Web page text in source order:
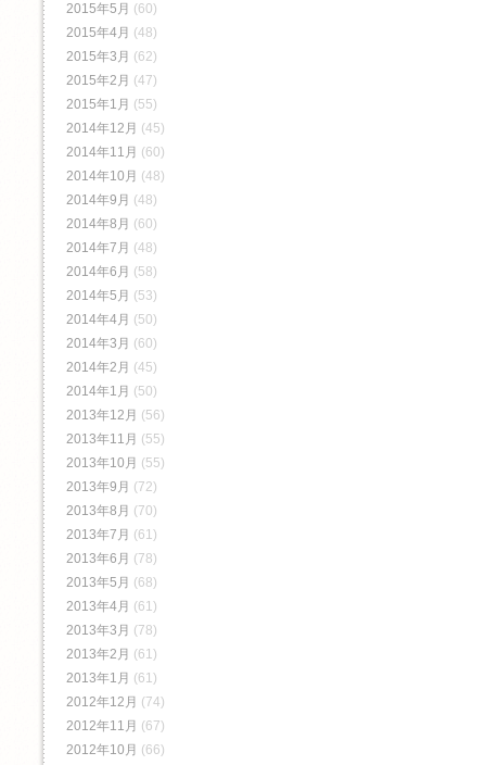
2015年5月 (60)
2015年4月 (48)
2015年3月 (62)
2015年2月 (47)
2015年1月 (55)
2014年12月 (45)
2014年11月 (60)
2014年10月 (48)
2014年9月 (48)
2014年8月 (60)
2014年7月 (48)
2014年6月 (58)
2014年5月 (53)
2014年4月 (50)
2014年3月 (60)
2014年2月 (45)
2014年1月 (50)
2013年12月 (56)
2013年11月 (55)
2013年10月 (55)
2013年9月 (72)
2013年8月 (70)
2013年7月 (61)
2013年6月 (78)
2013年5月 (68)
2013年4月 (61)
2013年3月 (78)
2013年2月 (61)
2013年1月 (61)
2012年12月 (74)
2012年11月 (67)
2012年10月 (66)